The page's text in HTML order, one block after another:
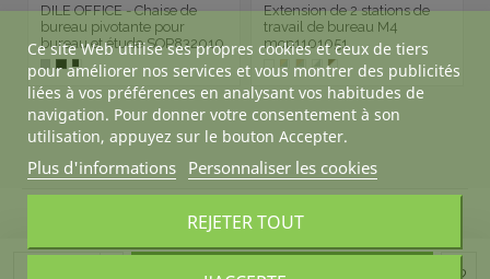
Ajouter au panier
DILE OFFICE - Chaise de
bureau pivotante pour
bureau et étude SOP832010
Extension de 2 stations de
travail de bureau M4
mop1101051
À PROPOS DE DESKANDSIT
Ce site Web utilise ses propres cookies et ceux de tiers
pour améliorer nos services et vous montrer des publicités
liées à vos préférences en analysant vos habitudes de
navigation. Pour donner votre consentement à son
utilisation, appuyez sur le bouton Accepter.
Plus d'informations Personnaliser les cookies
REJETER TOUT